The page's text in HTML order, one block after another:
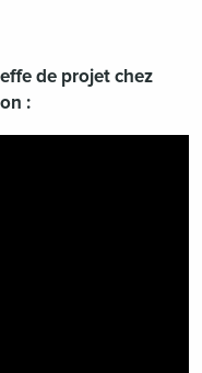
de projet chez
: